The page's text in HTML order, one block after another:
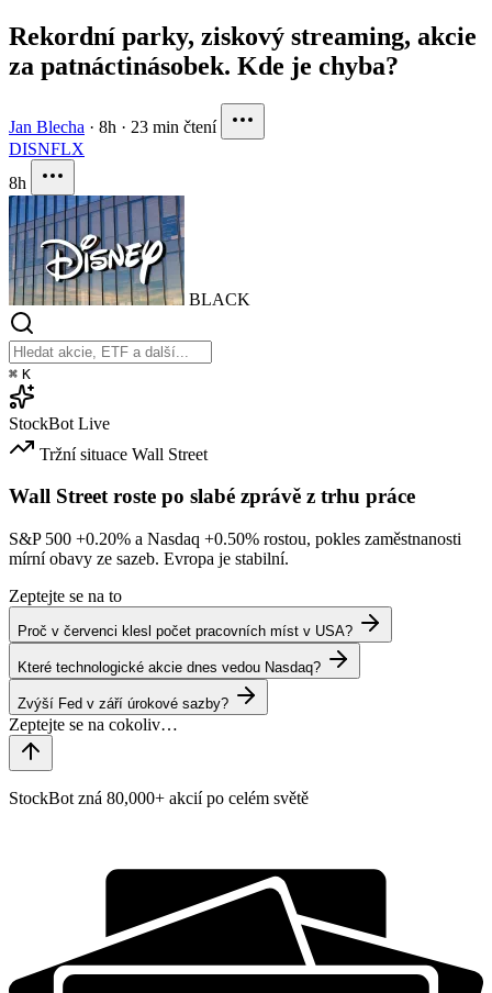
Rekordní parky, ziskový streaming, akcie
za patnáctinásobek. Kde je chyba?
Jan Blecha · 8h · 23 min čtení
DISNFLX
8h
BLACK
⌘ K
StockBot Live
Tržní situace Wall Street
Wall Street roste po slabé zprávě z trhu práce
S&P 500 +0.20% a Nasdaq +0.50% rostou, pokles zaměstnanosti
mírní obavy ze sazeb. Evropa je stabilní.
Zeptejte se na to
Proč v červenci klesl počet pracovních míst v USA?
Které technologické akcie dnes vedou Nasdaq?
Zvýší Fed v září úrokové sazby?
StockBot zná 80,000+ akcií po celém světě